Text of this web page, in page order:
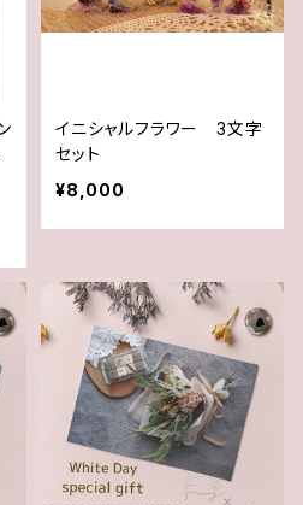
イニシャルフラワー 3文字
セット
¥8,000